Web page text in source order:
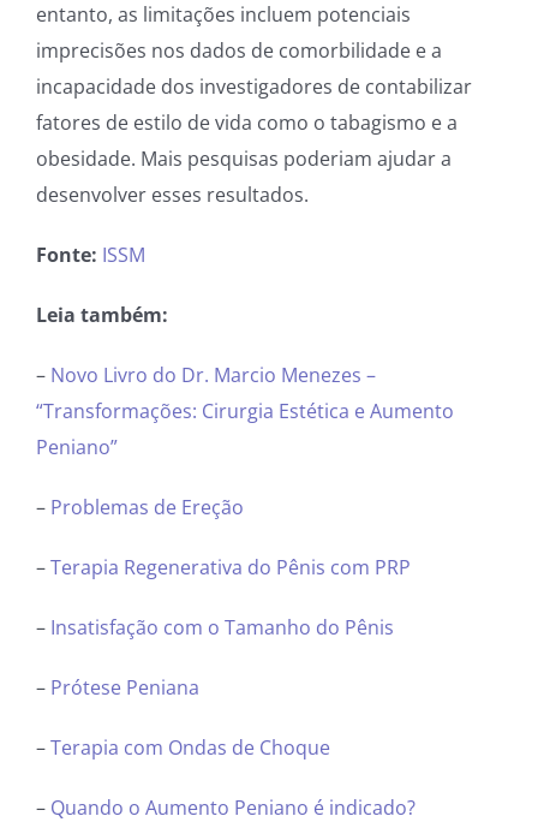
entanto, as limitações incluem potenciais
imprecisões nos dados de comorbilidade e a
incapacidade dos investigadores de contabilizar
fatores de estilo de vida como o tabagismo e a
obesidade. Mais pesquisas poderiam ajudar a
desenvolver esses resultados.
Fonte: ISSM
Leia também:
– Novo Livro do Dr. Marcio Menezes –
“Transformações: Cirurgia Estética e Aumento
Peniano”
– Problemas de Ereção
–Terapia Regenerativa do Pênis com PRP
– Insatisfação com o Tamanho do Pênis
– Prótese Peniana
–Terapia com Ondas de Choque
– Quando o Aumento Peniano é indicado?